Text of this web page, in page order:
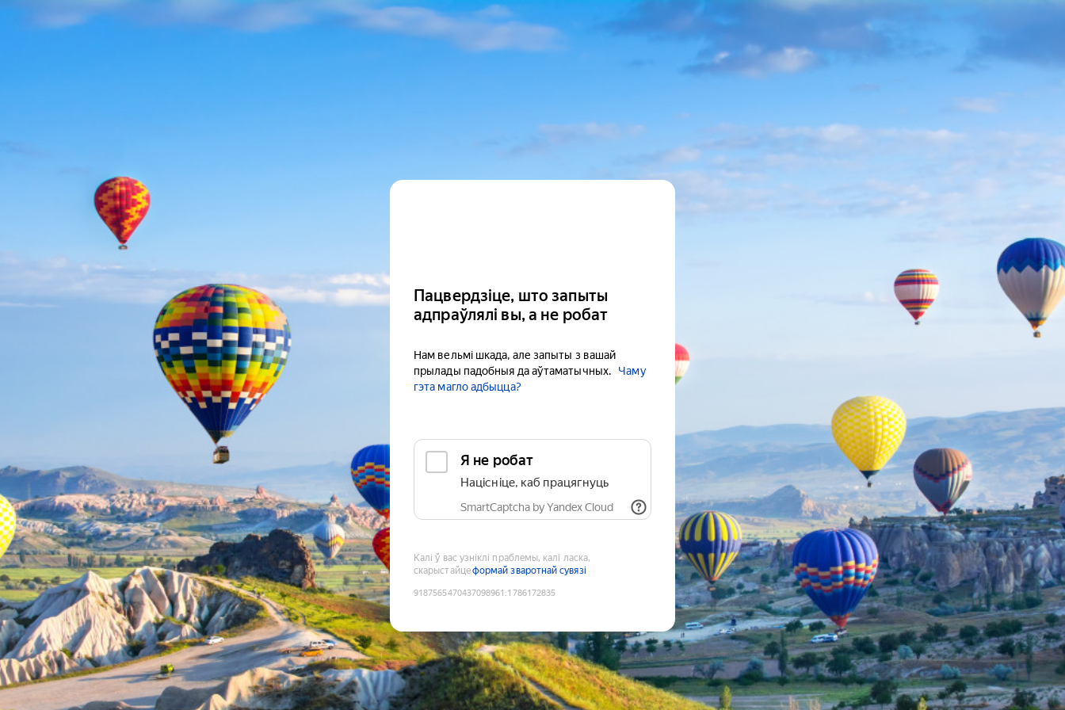
Пацвердзіце, што запыты
адпраўлялі вы, а не робат
Нам вельмі шкада, але запыты з вашай
прылады падобныя да аўтаматычных.
Чаму
гэта магло адбыцца?
Я не робат
Націсніце, каб працягнуць
SmartCaptcha by Yandex Cloud
Калі ў вас узніклі праблемы, калі ласка,
скарыстайцеформай зваротнай сувязі
9187565470437098961 :1786172835